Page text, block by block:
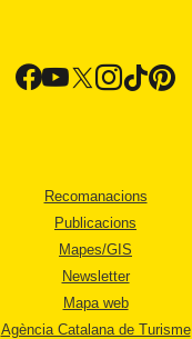
Recomanacions
Publicacions
Mapes/GIS
Newsletter
Mapa web
Agència Catalana de Turisme